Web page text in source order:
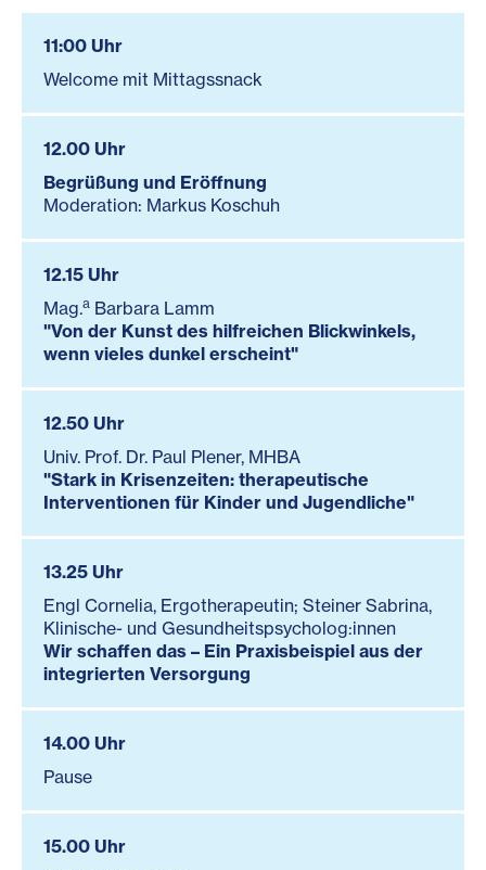
11:00 Uhr
Welcome mit Mittagssnack
12.00 Uhr
Begrüßung und Eröffnung
Moderation: Markus Koschuh
12.15 Uhr
Mag.a Barbara Lamm
"Von der Kunst des hilfreichen Blickwinkels,
wenn vieles dunkel erscheint"
12.50 Uhr
Univ. Prof. Dr. Paul Plener, MHBA
"Stark in Krisenzeiten: therapeutische
Interventionen für Kinder und Jugendliche"
13.25 Uhr
Engl Cornelia, Ergotherapeutin; Steiner Sabrina,
Klinische- und Gesundheitspsycholog:innen
Wir schaffen das – Ein Praxisbeispiel aus der
integrierten Versorgung
14.00 Uhr
Pause
15.00 Uhr